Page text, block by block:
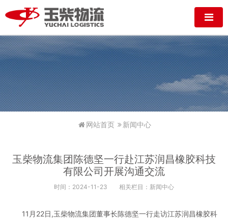
网站首页 新闻中心
玉柴物流集团陈德坚一行赴江苏润昌橡胶科技
有限公司开展沟通交流
时间：2024-11-23 相关栏目：新闻中心
11月22日,玉柴物流集团董事长陈德坚一行走访江苏润昌橡胶科